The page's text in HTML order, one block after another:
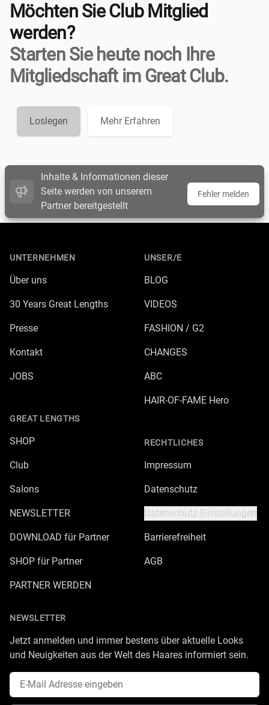
Möchten Sie Club Mitglied
werden?
Starten Sie heute noch Ihre
Mitgliedschaft im Great Club.
Loslegen Mehr Erfahren
Inhalte & Informationen dieser
Seite werden von unserem
Partner bereitgestellt
Fehler melden
UNTERNEHMEN
Über uns
30 Years Great Lengths
Presse
Kontakt
JOBS
GREAT LENGTHS
SHOP
Club
Salons
NEWSLETTER
DOWNLOAD für Partner
SHOP für Partner
PARTNER WERDEN
UNSER/E
BLOG
VIDEOS
FASHION / G2
CHANGES
ABC
HAIR-OF-FAME Hero
RECHTLICHES
Impressum
Datenschutz
Datenschutz Einstellungen
Barrierefreiheit
AGB
NEWSLETTER
Jetzt anmelden und immer bestens über aktuelle Looks
und Neuigkeiten aus der Welt des Haares informiert sein.
E-Mail Adresse